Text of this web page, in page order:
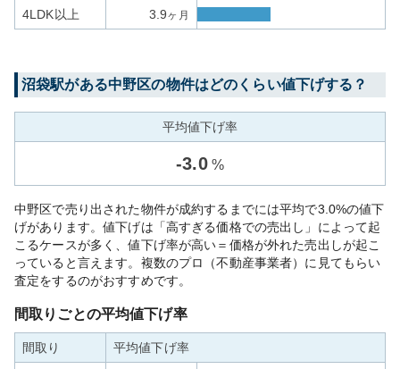
4LDK以上 3.9ヶ月
沼袋駅がある中野区の物件はどのくらい値下げする？
平均値下げ率
-3.0 %
中野区で売り出された物件が成約するまでには平均で3.0%の値下
げがあります。値下げは「高すぎる価格での売出し」によって起
こるケースが多く、値下げ率が高い＝価格が外れた売出しが起こ
っていると言えます。複数のプロ（不動産事業者）に見てもらい
査定をするのがおすすめです。
間取りごとの平均値下げ率
間取り 平均値下げ率